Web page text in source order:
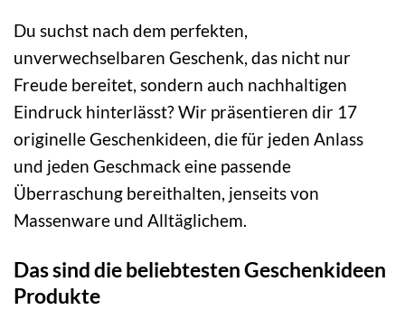
Du suchst nach dem perfekten,
unverwechselbaren Geschenk, das nicht nur
Freude bereitet, sondern auch nachhaltigen
Eindruck hinterlässt? Wir präsentieren dir 17
originelle Geschenkideen, die für jeden Anlass
und jeden Geschmack eine passende
Überraschung bereithalten, jenseits von
Massenware und Alltäglichem.
Das sind die beliebtesten Geschenkideen
Produkte